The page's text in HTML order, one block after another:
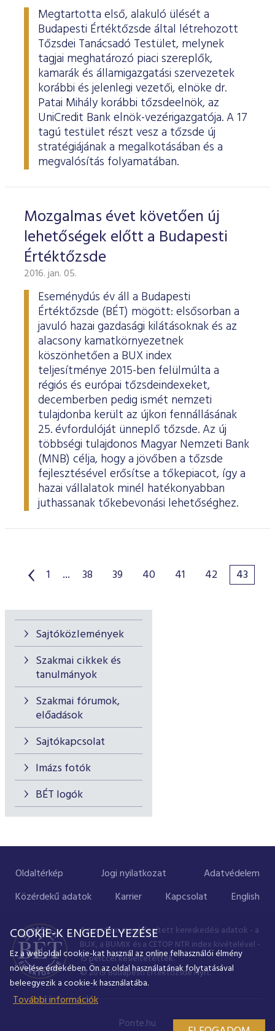
Sajtóközlemények
Szakmai cikkek és
tanulmányok
Szakmai fórumok,
előadások
Sajtókapcsolat
Imázs fotók
BÉT logók
Megtartotta első, alakuló ülését a
Budapesti Értéktőzsde által létrehozott
Tőzsdei Tanácsadó Testület, melynek
tagjai meghatározó piaci szereplők,
kamarák és államigazgatási szervezetek
korábbi és jelenlegi vezetői, elnöke dr.
Patai Mihály korábbi tőzsdeelnök, az
UniCredit Bank elnök-vezérigazgatója. A 17
tagú testület részt vesz a tőzsde új
stratégiájának a megalkotásában és a
megvalósítás folyamatában.
Mozgalmas évet követően új
lehetőségek előtt a Budapesti
Értéktőzsde
2016. jan. 05.
Eseménydús év áll a Budapesti
Értéktőzsde (BÉT) mögött: elsősorban a
javuló hazai gazdasági kilátásoknak és az
alacsony kamatkörnyezetnek
köszönhetően a BUX index
teljesítménye 2015-ben felülmúlta a
régiós és európai tőzsdeindexeket,
decemberben pedig ismét nemzeti
tulajdonba került az újkori fennállásának
25. évfordulóját ünneplő tőzsde. Az új
többségi tulajdonos Magyar Nemzeti Bank
(MNB) célja, hogy a jövőben a tőzsde
fejlesztésével erősítse a tőkepiacot, így a
hazai vállalatok minél hatékonyabban
juthassanak tőkebevonási lehetőséghez.
1 ... 38 39 40 41 42 43
Oldaltérkép Jogi nyilatkozat
Adatvédelem
Közérdekű adatok
Karrier Kapcsolat English
A portálon megjelenített kereskedési adatok - a
BUX, a BUMIX és a CETOP NTR index kivételével -
15 perccel késleltetettek.
© 2019 Budapesti Értéktőzsde Nyrt.
Ponte.hu
COOKIE-K ENGEDÉLYEZÉSE
Ez a weboldal cookie-kat használ az online felhasználói élmény
növelése érdekében. Ön az oldal használatának folytatásával
beleegyezik a cookie-k használatába.
További információk